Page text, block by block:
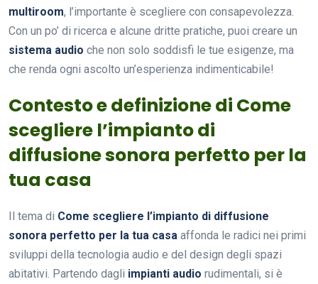
multiroom, l’importante è scegliere con consapevolezza.
Con un po’ di ricerca e alcune dritte pratiche, puoi creare un
sistema audio che non solo soddisfi le tue esigenze, ma
che renda ogni ascolto un’esperienza indimenticabile!
Contesto e definizione di Come
scegliere l’impianto di
diffusione sonora perfetto per la
tua casa
Il tema di Come scegliere l’impianto di diffusione
sonora perfetto per la tua casa affonda le radici nei primi
sviluppi della tecnologia audio e del design degli spazi
abitativi. Partendo dagli impianti audio rudimentali, si è